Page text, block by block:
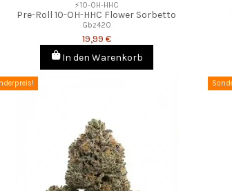
⚡10-OH-HHC
Pre-Roll 10-OH-HHC Flower Sorbetto
Gbz420
19,99 €
In den Warenkorb